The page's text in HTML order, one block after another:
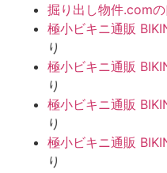
掘り出し物件.comの
極小ビキニ通販
り
極小ビキニ通販
り
極小ビキニ通販
り
極小ビキニ通販
り